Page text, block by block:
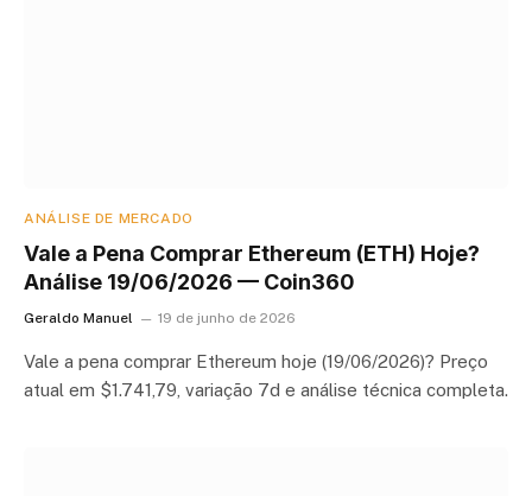
ANÁLISE DE MERCADO
Vale a Pena Comprar Ethereum (ETH) Hoje?
Análise 19/06/2026 — Coin360
Geraldo Manuel 19 de junho de 2026
Vale a pena comprar Ethereum hoje (19/06/2026)? Preço
atual em $1.741,79, variação 7d e análise técnica completa.